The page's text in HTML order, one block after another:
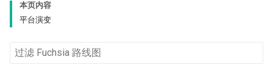
本页内容
平台演变